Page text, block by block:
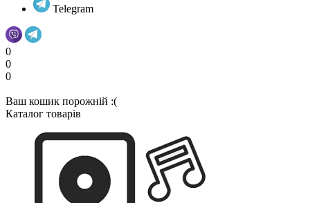
Telegram
0
0
0
Ваш кошик порожній :(
Каталог товарів